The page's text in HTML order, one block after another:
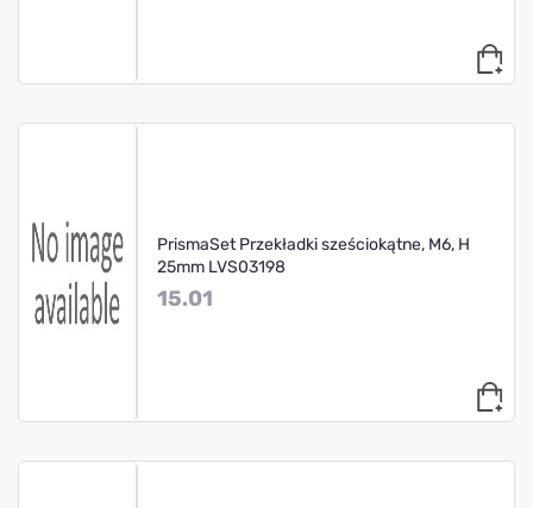
PrismaSet Przekładki sześciokątne, M6, H
25mm LVS03198
15.01